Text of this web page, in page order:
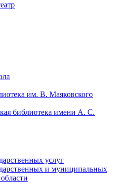
им. В. Маяковского
библиотека имени А. С.
услуг
и муниципальных